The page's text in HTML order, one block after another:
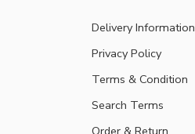
Delivery Information
Privacy Policy
Terms & Condition
Search Terms